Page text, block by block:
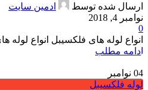
ارسال شده توسط
ادمین سایت
نوامبر 4, 2018
0
انواع لوله های فلکسیبل انواع
ادامه مطلب
04 نوامبر
لوله فلکسیبل